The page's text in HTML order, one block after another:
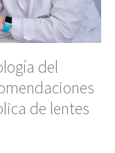
del
de lentes